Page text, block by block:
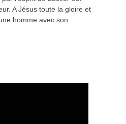
A Jésus toute la gloire et
homme avec son